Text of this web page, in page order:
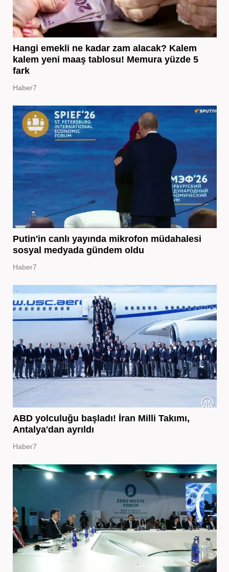
Hangi emekli ne kadar zam alacak? Kalem
kalem yeni maaş tablosu! Memura yüzde 5
fark
Haber7
Putin'in canlı yayında mikrofon müdahalesi
sosyal medyada gündem oldu
Haber7
ABD yolculuğu başladı! İran Milli Takımı,
Antalya'dan ayrıldı
Haber7